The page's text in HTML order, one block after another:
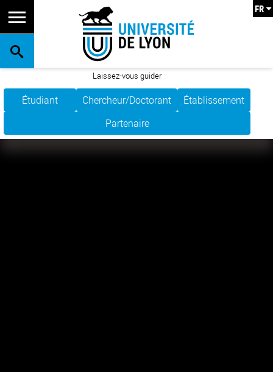
Laissez-vous guider
Étudiant Chercheur/Doctorant
Établissement
Partenaire
RECHERCHE
FR